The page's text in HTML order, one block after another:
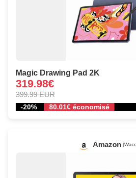
Magic Drawing Pad 2K
319.98€
399.99 EUR
-20% 80.01€ économisé
Amazon